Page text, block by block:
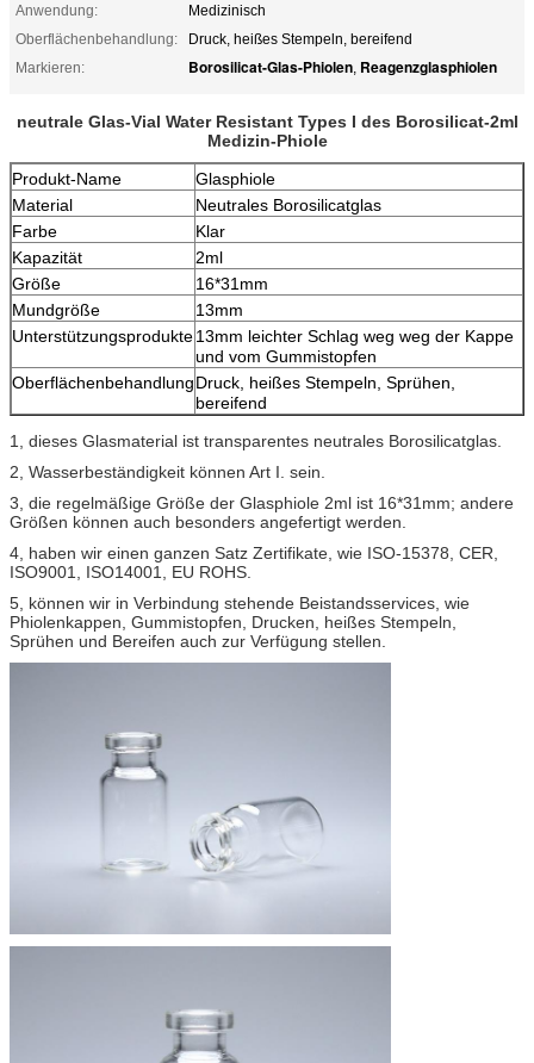
Anwendung:
Medizinisch
Oberflächenbehandlung:
Druck, heißes Stempeln, bereifend
Markieren:
Borosilicat-Glas-Phiolen, Reagenzglasphiolen
neutrale Glas-Vial Water Resistant Types I des Borosilicat-2ml
Medizin-Phiole
Produkt-Name
Glasphiole
Material
Neutrales Borosilicatglas
Farbe
Klar
Kapazität
2ml
Größe
16*31mm
Mundgröße
13mm
Unterstützungsprodukte13mm leichter Schlag weg weg der Kappe
und vom Gummistopfen
OberflächenbehandlungDruck, heißes Stempeln, Sprühen,
bereifend
1, dieses Glasmaterial ist transparentes neutrales Borosilicatglas.
2, Wasserbeständigkeit können Art I. sein.
3, die regelmäßige Größe der Glasphiole 2ml ist 16*31mm; andere
Größen können auch besonders angefertigt werden.
4, haben wir einen ganzen Satz Zertifikate, wie ISO-15378, CER,
ISO9001, ISO14001, EU ROHS.
5, können wir in Verbindung stehende Beistandsservices, wie
Phiolenkappen, Gummistopfen, Drucken, heißes Stempeln,
Sprühen und Bereifen auch zur Verfügung stellen.